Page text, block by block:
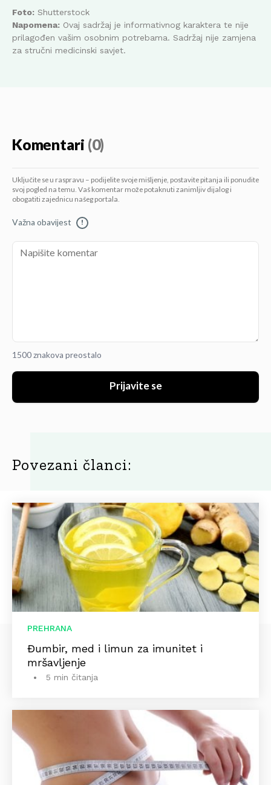
Foto: Shutterstock
Napomena: Ovaj sadržaj je informativnog karaktera te nije
prilagođen vašim osobnim potrebama. Sadržaj nije zamjena
za stručni medicinski savjet.
Komentari (0)
Uključite se u raspravu – podijelite svoje mišljenje, postavite pitanja ili ponudite
svoj pogled na temu. Vaš komentar može potaknuti zanimljiv dijalog i
obogatiti zajednicu našeg portala.
Važna obavijest !
1500 znakova preostalo
Prijavite se
Povezani članci:
PREHRANA
Đumbir, med i limun za imunitet i
mršavljenje
5 min čitanja